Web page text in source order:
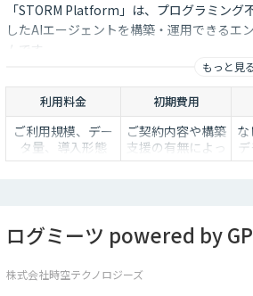
「STORM Platform」は、プログラミング
したAIエージェントを構築・運用できるエ
ムです。
もっと見る
利用料金 初期費用
ご利用規模、デー
タ量、導入形態
（SaaS／オンプレ
ご契約内容や構築
支援の有無によっ
て異なります。詳
な
の
ログミーツ powered by
株式会社時空テクノロジーズ